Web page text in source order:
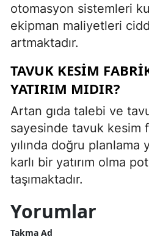
otomasyon sistemleri
ekipman maliyetleri
artmaktadır.
TAVUK KESIM
YATIRIM MIDIR?
Artan gıda talebi ve
sayesinde tavuk kesim
yılında doğru planlama
karlı bir yatırım olma
taşımaktadır.
Yorumlar
Takma Ad